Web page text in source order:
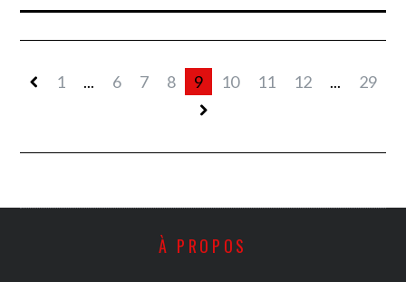
1 ... 6 7 8 9 10 11 12 ... 29
À PROPOS